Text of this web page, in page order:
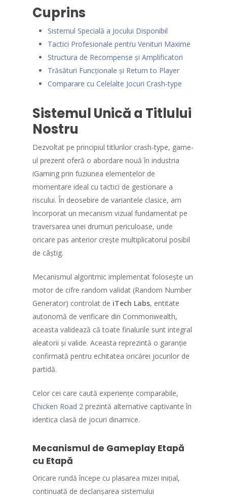
Cuprins
Sistemul Specială a Jocului Disponibil
Tactici Profesionale pentru Venituri Maxime
Structura de Recompense și Amplificatori
Trăsături Funcționale și Return to Player
Comparare cu Celelalte Jocuri Crash-type
Sistemul Unică a Titlului
Nostru
Dezvoltat pe principiul titlurilor crash-type, game-
ul prezent oferă o abordare nouă în industria
iGaming prin fuziunea elementelor de
momentare ideal cu tactici de gestionare a
riscului. În deosebire de variantele clasice, am
încorporat un mecanism vizual fundamentat pe
traversarea unei drumuri periculoase, unde
oricare pas anterior crește multiplicatorul posibil
de câștig.
Mecanismul algoritmic implementat folosește un
motor de cifre random validat (Random Number
Generator) controlat de iTech Labs, entitate
autonomă de verificare din Commonwealth,
aceasta validează că toate finalurile sunt integral
aleatorii și valide. Aceasta reprezintă o garanție
confirmată pentru echitatea oricărei jocurilor de
partidă.
Celor cei care caută experiențe comparabile,
Chicken Road 2 prezintă alternative captivante în
identica clasă de jocuri dinamice.
Mecanismul de Gameplay Etapă
cu Etapă
Oricare rundă începe cu plasarea mizei inițial,
continuată de declanșarea sistemului